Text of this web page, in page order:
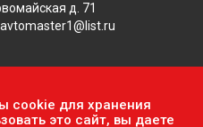
д. 71
avtomaster1@list.ru
носит исключительно
при каких условиях не
cookie для хранения
это сайт, вы даете